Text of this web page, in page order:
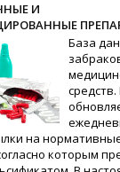
И
База
на
которым